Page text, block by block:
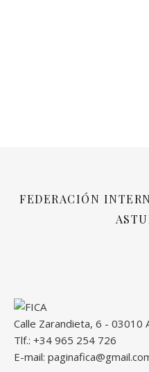
FEDERACIÓN
Calle Zarandieta, 6 - 03010
Tlf.: +34 965 254 726
E-mail: